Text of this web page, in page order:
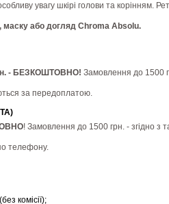
увагу шкірі голови та корінням.
маску або догляд Chroma Absolu.
- БЕЗКОШТОВНО! Замовлення до 1500
за передоплатою.
! Замовлення до 1500 грн. - згідно
телефону.
комісії);